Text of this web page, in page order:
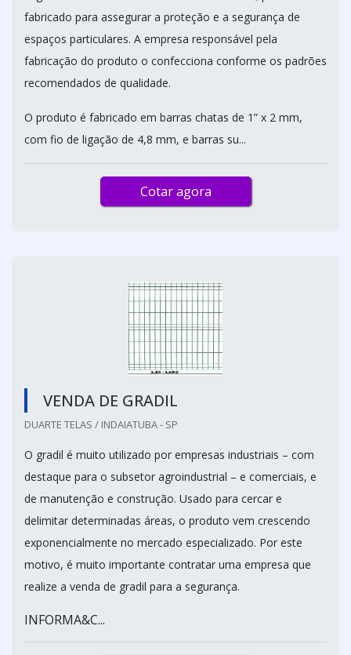
fabricado para assegurar a proteção e a segurança de
espaços particulares. A empresa responsável pela
fabricação do produto o confecciona conforme os padrões
recomendados de qualidade.
O produto é fabricado em barras chatas de 1” x 2 mm,
com fio de ligação de 4,8 mm, e barras su...
Cotar agora
VENDA DE GRADIL
DUARTE TELAS / INDAIATUBA - SP
O gradil é muito utilizado por empresas industriais – com
destaque para o subsetor agroindustrial – e comerciais, e
de manutenção e construção. Usado para cercar e
delimitar determinadas áreas, o produto vem crescendo
exponencialmente no mercado especializado. Por este
motivo, é muito importante contratar uma empresa que
realize a venda de gradil para a segurança.
INFORMA&C...